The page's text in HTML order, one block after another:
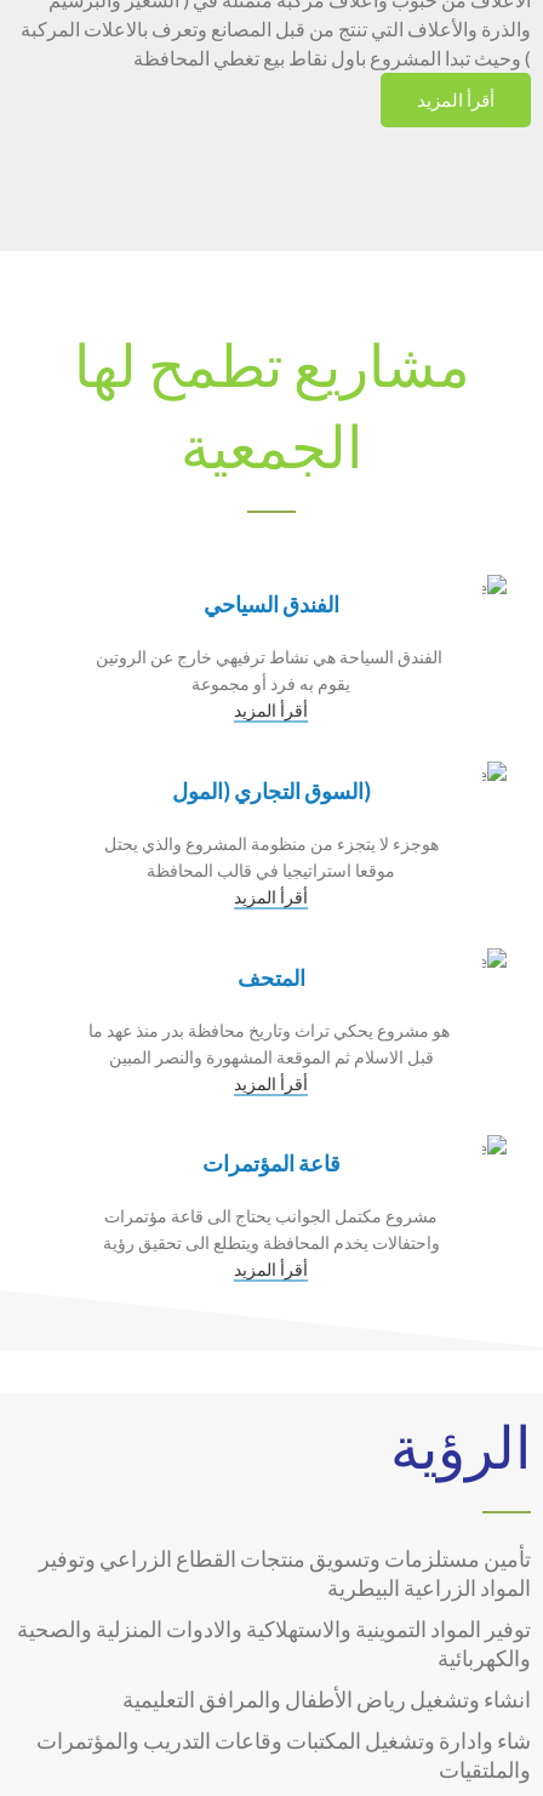
والذرة والأعلاف التي تنتج من قبل المصانع وتعرف بالاعلات المركبة
) وحيث تبدا المشروع باول نقاط بيع تغطي المحافظة
أقرأ المزيد
مشاريع تطمح لها
الجمعية
الفندق السياحي
الفندق السياحة هي نشاط ترفيهي خارج عن الروتين
يقوم به فرد أو مجموعة
أقرأ المزيد
(السوق التجاري (المول
هوجزء لا يتجزء من منظومة المشروع والذي يحتل
موقعا استراتيجيا في قالب المحافظة
أقرأ المزيد
المتحف
هو مشروع يحكي تراث وتاريخ محافظة بدر منذ عهد ما
قبل الاسلام ثم الموقعة المشهورة والنصر المبين
أقرأ المزيد
قاعة المؤتمرات
مشروع مكتمل الجوانب يحتاج الى قاعة مؤتمرات
واحتفالات يخدم المحافظة ويتطلع الى تحقيق رؤية
أقرأ المزيد
الرؤية
تأمين مستلزمات وتسويق منتجات القطاع الزراعي وتوفير
المواد الزراعية البيطرية
توفير المواد التموينية والاستهلاكية والادوات المنزلية والصحية
والكهربائية
انشاء وتشغيل رياض الأطفال والمرافق التعليمية
شاء وادارة وتشغيل المكتبات وقاعات التدريب والمؤتمرات
والملتقيات